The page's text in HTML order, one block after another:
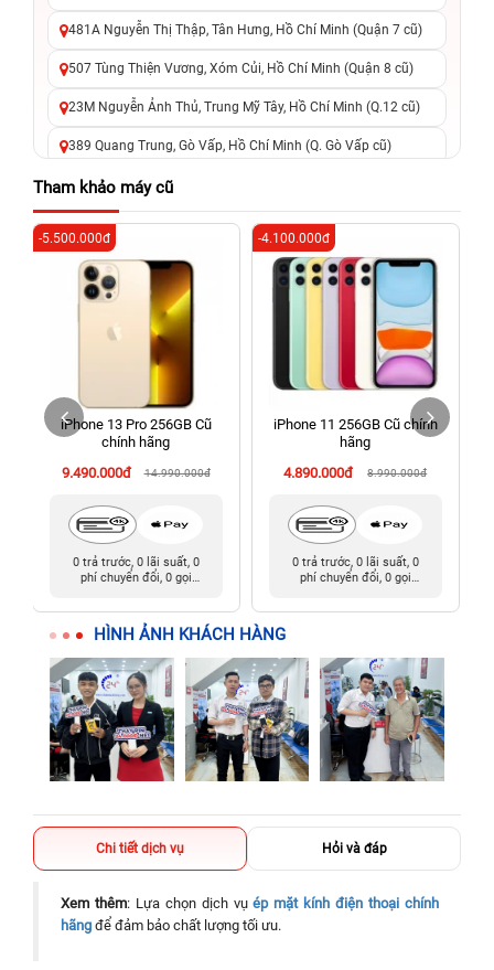
481A Nguyễn Thị Thập, Tân Hưng, Hồ Chí Minh (Quận 7 cũ)
507 Tùng Thiện Vương, Xóm Củi, Hồ Chí Minh (Quận 8 cũ)
23M Nguyễn Ảnh Thủ, Trung Mỹ Tây, Hồ Chí Minh (Q.12 cũ)
389 Quang Trung, Gò Vấp, Hồ Chí Minh (Q. Gò Vấp cũ)
625 - 625A Âu Cơ, Tân Phú, Hồ Chí Minh (Quận Tân Phú cũ)
326 Lê Văn Việt, Tăng Nhơn Phú, Hồ Chí Minh (Q.9 TP. Thủ
Đức cũ)
256 Võ Văn Ngân, Thủ Đức, Hồ Chí Minh (Bình Thọ, TP. Thủ
Đức Cũ)
70 Nguyễn An Ninh, Dĩ An, Hồ Chí Minh (Bình Dương Cũ)
24h Vũng Tàu: 162A Ba Cu, Vũng Tàu, Hồ Chí Minh (TP. Vũng
Tàu cũ)
198 Hoàng Văn Thụ, Tân Sơn Nhất, Hồ Chí Minh (Tân Bình
Tham khảo máy cũ
iPhone 13 Pro 256GB Cũ
chính hãng
9.490.000đ
14.990.000đ
-5.500.000đ
0 trả trước, 0 lãi suất, 0
phí chuyển đổi, 0 gọi
iPhone 11 256GB Cũ chính
hãng
4.890.000đ
8.990.000đ
-4.100.000đ
0 trả trước, 0 lãi suất, 0
phí chuyển đổi, 0 gọi
HÌNH ẢNH KHÁCH HÀNG
Chi tiết dịch vụ Hỏi và đáp
Xem thêm: Lựa chọn dịch vụép mặt kính điện thoại chính
hãng để đảm bảo chất lượng tối ưu.